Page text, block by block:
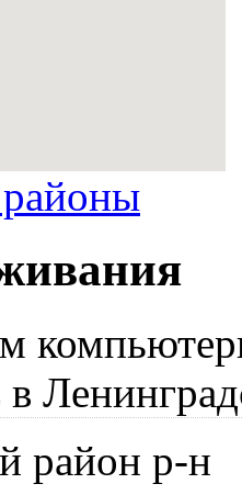
районы
район р-н